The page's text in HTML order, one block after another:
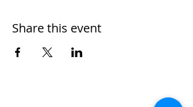
Share this event